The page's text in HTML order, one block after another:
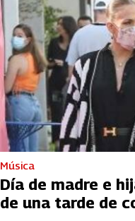
Música
Día de madre e
de una tarde de